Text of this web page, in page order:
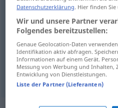
makt GewaltMacht
välden GewaltObrigkeit,
myndighet Gewalt
Datenschutzerklärung. Hier finden
Wir und unsere Partner
Folgendes bereitzustellen:
Genaue Geolocation-Daten
Identifikation aktiv abfragen.
Informationen auf einem Gerät.
Messung von Werbung und Inhalten,
Entwicklung von Dienstleistungen.
Liste der Partner (Lieferanten)